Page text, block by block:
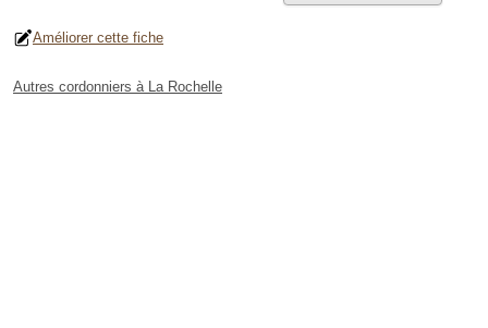
Améliorer cette fiche
Autres cordonniers à La Rochelle